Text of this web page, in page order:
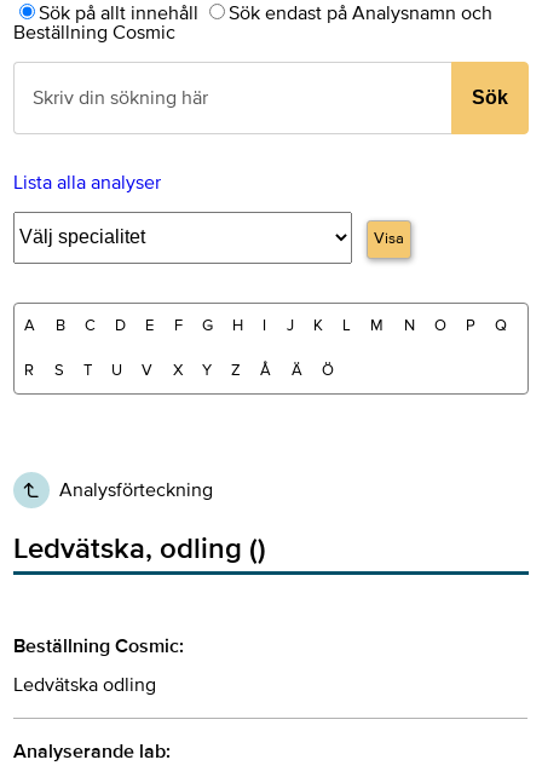
Sök på allt innehåll
Sök endast på Analysnamn och
Beställning Cosmic
Sök
Lista alla analyser
Visa
A B C D E F G H I J K L M N O P Q
R S T U V X Y Z Å Ä Ö
Analysförteckning
Ledvätska, odling ()
Beställning Cosmic:
Ledvätska odling
Analyserande lab: